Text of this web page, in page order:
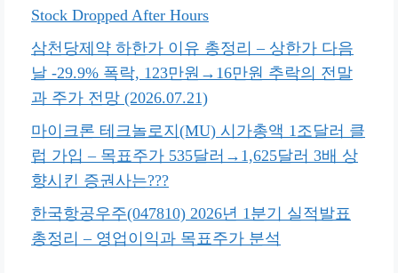
Stock Dropped After Hours
삼천당제약 하한가 이유 총정리 – 상한가 다음
날 -29.9% 폭락, 123만원→16만원 추락의 전말
과 주가 전망 (2026.07.21)
마이크론 테크놀로지(MU) 시가총액 1조달러 클
럽 가입 – 목표주가 535달러→1,625달러 3배 상
향시킨 증권사는???
한국항공우주(047810) 2026년 1분기 실적발표
총정리 – 영업이익과 목표주가 분석